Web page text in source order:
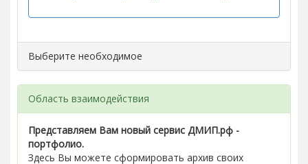
Выберите необходимое
Область взаимодействия
Представляем Вам новый сервис ДМИП.рф -
портфолио.
Здесь Вы можете сформировать архив своих